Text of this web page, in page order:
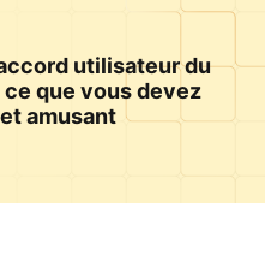
utilisateur du
que vous devez
amusant